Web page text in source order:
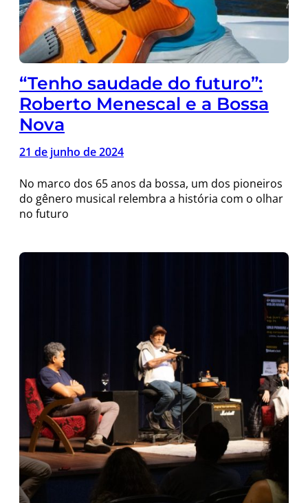
“Tenho saudade do futuro”:
Roberto Menescal e a Bossa
Nova
21 de junho de 2024
No marco dos 65 anos da bossa, um dos pioneiros
do gênero musical relembra a história com o olhar
no futuro